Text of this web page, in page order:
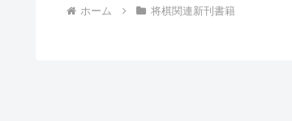
ホーム 将棋関連新刊書籍